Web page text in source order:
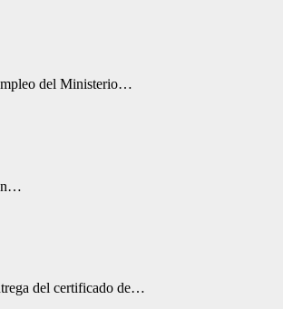
del Ministerio…
del certificado de…